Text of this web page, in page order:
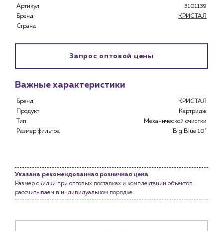
Снабженцам и подрядным организациям
Портфолио
Новости
Артикул
3101139
Бренд
КРИСТАЛ
Страна
Запрос оптовой цены
Важные характеристики
Бренд
КРИСТАЛ
Продукт
Картридж
Тип
Механической очистки
Размер фильтра
Big Blue 10"
Указана рекомендованная розничная цена
Размер скидки при оптовых поставках и комплектации объектов
рассчитываем в индивидуальном порядке.